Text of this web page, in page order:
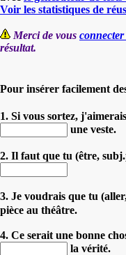
Voir les statistiques de
Merci de vous
résultat.
Pour insérer facilement
1. Si vous sortez,
une veste.
2. Il faut que tu (être,
3. Je voudrais que tu
pièce au théâtre.
4. Ce serait une bonne
la vérité.